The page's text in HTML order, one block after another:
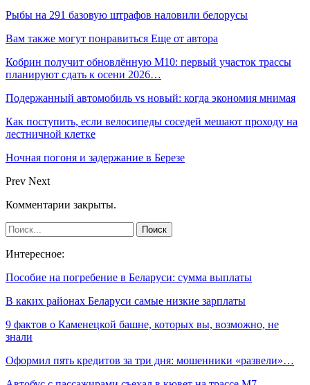
Рыбы на 291 базовую штрафов наловили белорусы
Вам также могут понравиться Еще от автора
Кобрин получит обновлённую М10: первый участок трассы
планируют сдать к осени 2026…
Подержанный автомобиль vs новый: когда экономия мнимая
Как поступить, если велосипеды соседей мешают проходу на
лестничной клетке
Ночная погоня и задержание в Березе
Prev Next
Комментарии закрыты.
Интересное:
Пособие на погребение в Беларуси: сумма выплаты
В каких районах Беларуси самые низкие зарплаты
9 фактов о Каменецкой башне, которых вы, возможно, не
знали
Оформил пять кредитов за три дня: мошенники «развели»…